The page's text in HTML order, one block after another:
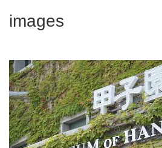
images